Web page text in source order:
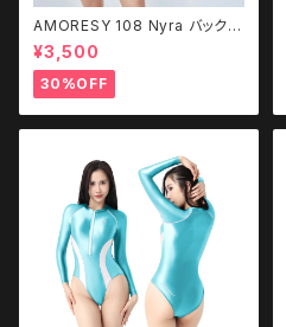
AMORESY 108 Nyra バックレ
ス レッグストラップ 水着
¥3,500
30%OFF